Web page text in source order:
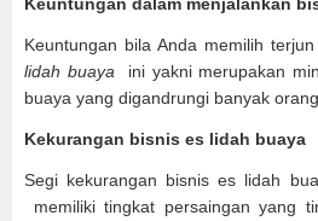
Keuntungan bila Anda memilih
lidah buaya ini yakni merupakan
buaya yang digandrungi banyak orang.
Kekurangan bisnis es lidah buaya
Segi kekurangan bisnis es lidah
memiliki tingkat persaingan yang